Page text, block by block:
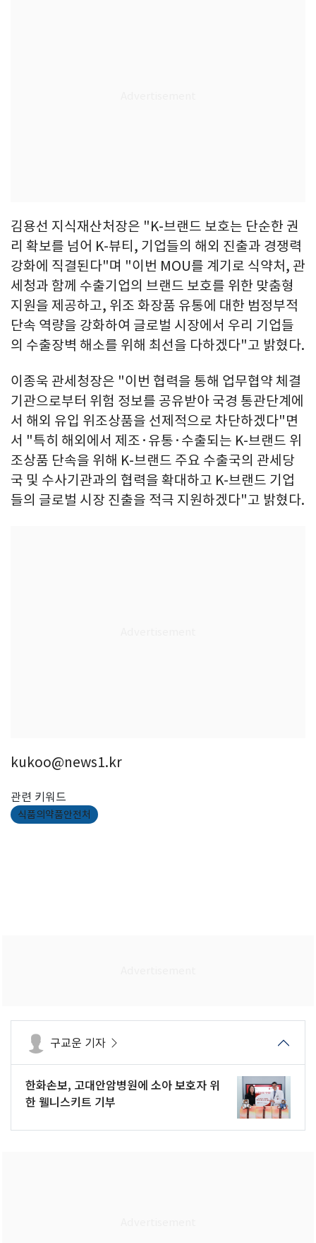
김용선 지식재산처장은 "K-브랜드 보호는 단순한 권
리 확보를 넘어 K-뷰티, 기업들의 해외 진출과 경쟁력
강화에 직결된다"며 "이번 MOU를 계기로 식약처, 관
세청과 함께 수출기업의 브랜드 보호를 위한 맞춤형
지원을 제공하고, 위조 화장품 유통에 대한 범정부적
단속 역량을 강화하여 글로벌 시장에서 우리 기업들
의 수출장벽 해소를 위해 최선을 다하겠다"고 밝혔다.
이종욱 관세청장은 "이번 협력을 통해 업무협약 체결
기관으로부터 위험 정보를 공유받아 국경 통관단계에
서 해외 유입 위조상품을 선제적으로 차단하겠다"면
서 "특히 해외에서 제조·유통·수출되는 K-브랜드 위
조상품 단속을 위해 K-브랜드 주요 수출국의 관세당
국 및 수사기관과의 협력을 확대하고 K-브랜드 기업
들의 글로벌 시장 진출을 적극 지원하겠다"고 밝혔다.
kukoo@news1.kr
관련 키워드
식품의약품안전처
구교운 기자
한화손보, 고대안암병원에 소아 보호자 위
한 웰니스키트 기부